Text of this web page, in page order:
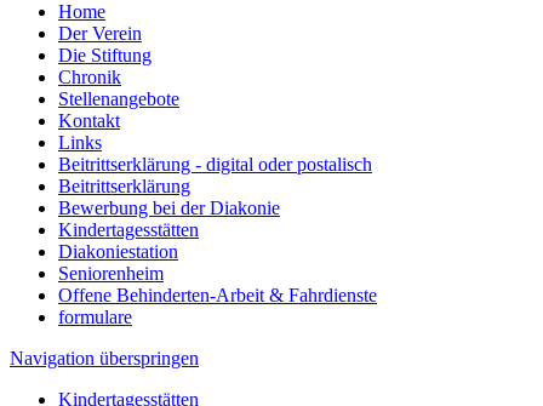
Home
Der Verein
Die Stiftung
Chronik
Stellenangebote
Kontakt
Links
Beitrittserklärung - digital oder postalisch
Beitrittserklärung
Bewerbung bei der Diakonie
Kindertagesstätten
Diakoniestation
Seniorenheim
Offene Behinderten-Arbeit & Fahrdienste
formulare
Navigation überspringen
Kindertagesstätten